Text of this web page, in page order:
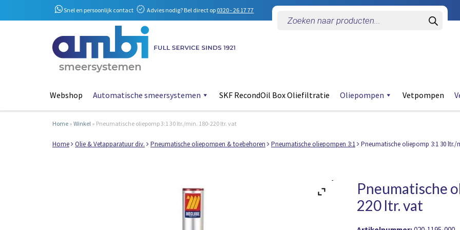
Snel en persoonlijk contact Advies nodig? Bel direct op 0320 - 26 17 77
zoeken
Webshop Automatische smeersystemen SKF RecondOil Box Oliefiltratie Oliepompen Vetpompen
Home » Winkel » Pneumatische oliepomp 3:1 30 ltr./min. 180-220 ltr. vat
Home Olie & Vetapparatuur div. Pneumatische oliepompen & toebehoren Pneumatische oliepompen 3:1 Pneumatische oliepomp 3:1 30 ltr./
Pneumatische
220 ltr. vat